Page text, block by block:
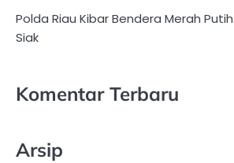
Polda Riau Kibar Bendera Merah
Siak
Komentar Terbaru
Arsip